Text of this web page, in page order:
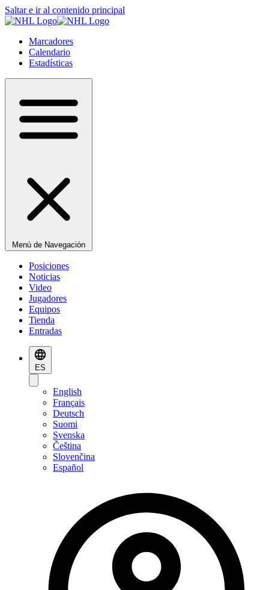
Saltar e ir al contenido principal
Marcadores
Calendario
Estadísticas
Menú de Navegación
Posiciones
Noticias
Video
Jugadores
Equipos
Tienda
Entradas
ES
English
Français
Deutsch
Suomi
Svenska
Čeština
Slovenčina
Español